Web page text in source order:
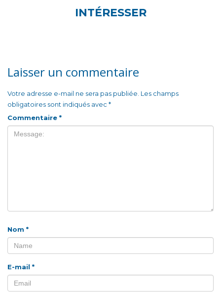
INTÉRESSER
Laisser un commentaire
Votre adresse e-mail ne sera pas publiée. Les champs
obligatoires sont indiqués avec *
Commentaire *
Nom *
E-mail *